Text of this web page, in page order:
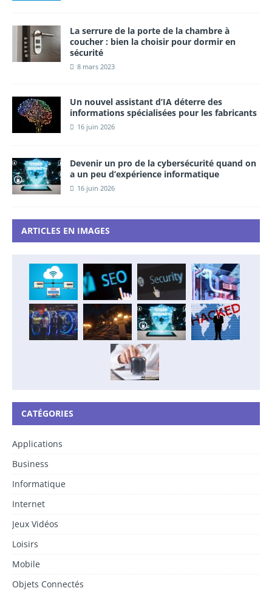
La serrure de la porte de la chambre à
coucher : bien la choisir pour dormir en
sécurité
8 mars 2023
Un nouvel assistant d’IA déterre des
informations spécialisées pour les fabricants
16 juin 2026
Devenir un pro de la cybersécurité quand on
a un peu d’expérience informatique
16 juin 2026
ARTICLES EN IMAGES
CATÉGORIES
Applications
Business
Informatique
Internet
Jeux Vidéos
Loisirs
Mobile
Objets Connectés